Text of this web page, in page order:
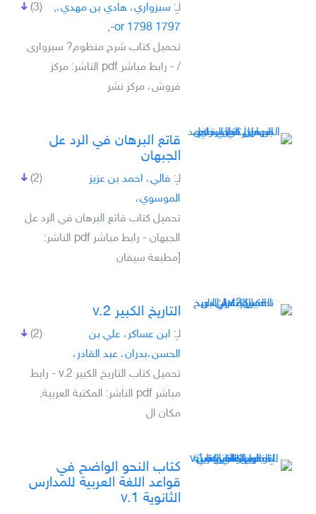
(3) لـِ: ‏سبزواري، هادي بن مهدي،‏,
1797 or 1798-,
تحميل كتاب ‏شرح منظوم? سبزوارى
/‏ - رابط مباشر pdf الناشر: ‏مركز
فروش، مركز نشر
قاتع البرهان في الرد عل
الجبهان
(2) لـِ: فالي، احمد بن عزيز
الموسوي،
تحميل كتاب قاتع البرهان في الرد عل
الجبهان - رابط مباشر pdf الناشر:
[مطبعة سيفان
التاريخ الكبير v.2
(2) لـِ: ابن عساكر، علي بن
الحسن،بدران، عبد القادر،
تحميل كتاب التاريخ الكبير v.2 - رابط
مباشر pdf الناشر: المكتبة العربية,
مكان ال
كتاب النحو الواضح في
قواعد اللغة العربية للمدارس
الثانوية v.1